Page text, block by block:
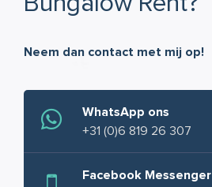
Neem dan contact met mij op!
WhatsApp ons
+31 (0)6 819 26 307
Facebook Messenger